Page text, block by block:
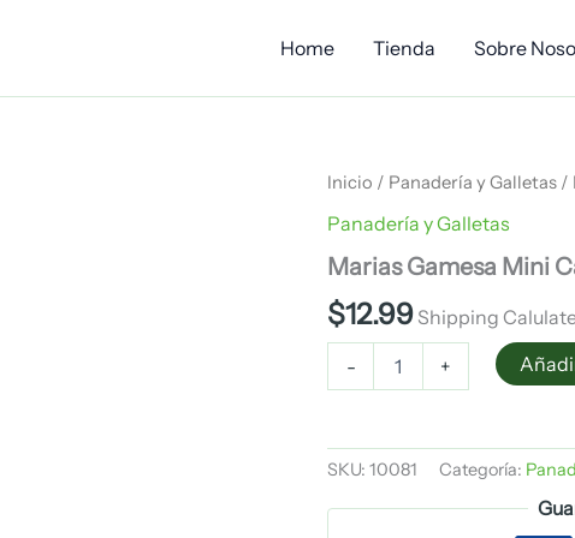
Home Tienda Sobre
Inicio / Panadería y Galletas /
Panadería y Galletas
Marias Gamesa Mini
$12.99 Shipping
-
Marias
Mini
Caja
6pk
cantidad
+
SKU: 10081 Categoría: